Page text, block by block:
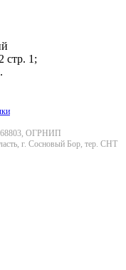
стр. 1;
ОГРНИП
г. Сосновый Бор, тер. СНТ